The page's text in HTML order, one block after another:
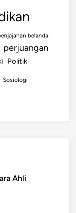
belanda
perjuangan
Politik
Sosiologi
Ahli